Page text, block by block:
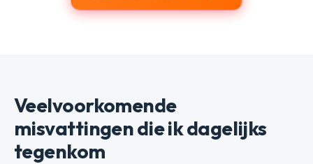
Veelvoorkomende
misvattingen die ik dagelijks
tegenkom